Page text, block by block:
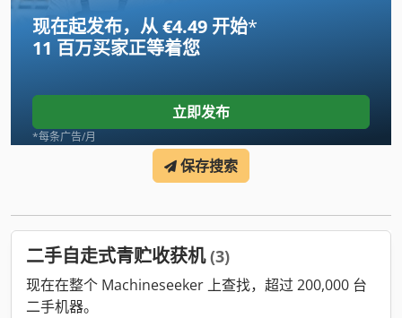
现在起发布，从 €4.49 开始*
11 百万买家正等着您
立即发布
*每条广告/月
保存搜索
二手自走式青贮收获机(3)
现在在整个 Machineseeker 上查找，超过 200,000 台
二手机器。